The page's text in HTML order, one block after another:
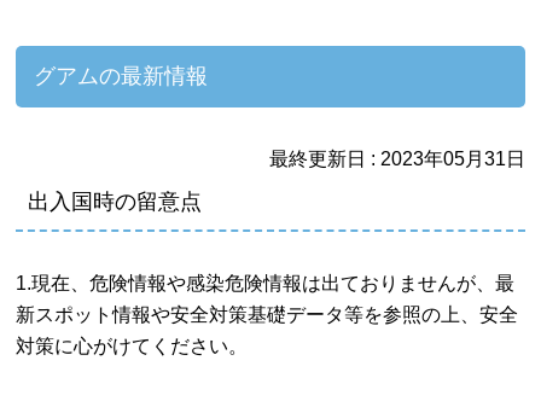
グアムの最新情報
最終更新日 : 2023年05月31日
出入国時の留意点
1.現在、危険情報や感染危険情報は出ておりませんが、最
新スポット情報や安全対策基礎データ等を参照の上、安全
対策に心がけてください。